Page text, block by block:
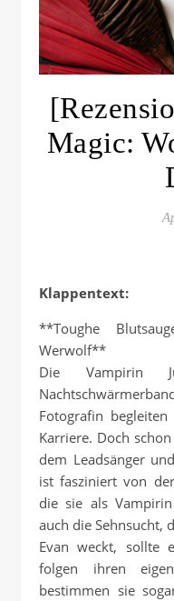
Magic:
Klappentext:
**Toughe
Werwolf**
Die Vampirin
Fotografin
Karriere. Doch
dem Leadsänger
ist fasziniert von
die sie als
auch die Sehnsucht,
Evan weckt, sollte
folgen ihren
bestimmen sie